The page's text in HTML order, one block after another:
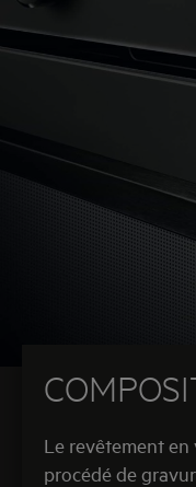
cuisine est la
votre maison.
Notre collection
finale pour vous
démarquer tout en
environnement.
Le revêtement en
procédé de